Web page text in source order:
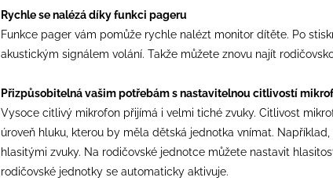
Rychle se nalézá díky funkci pageru
Funkce pager vám pomůže rychle nalézt monitor dítěte. Po
akustickým signálem volání. Takže můžete znovu najít
Přizpůsobitelná vašim potřebám s nastavitelnou citlivostí
Vysoce citlivý mikrofon přijímá i velmi tiché zvuky. Citlivost
úroveň hluku, kterou by měla dětská jednotka vnímat.
hlasitými zvuky. Na rodičovské jednotce můžete nastavit
rodičovské jednotky se automaticky aktivuje.